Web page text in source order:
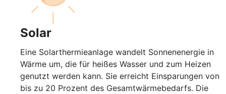
Solar
Eine Solarthermieanlage wandelt Sonnenenergie in
Wärme um, die für heißes Wasser und zum Heizen
genutzt werden kann. Sie erreicht Einsparungen von
bis zu 20 Prozent des Gesamtwärmebedarfs. Die